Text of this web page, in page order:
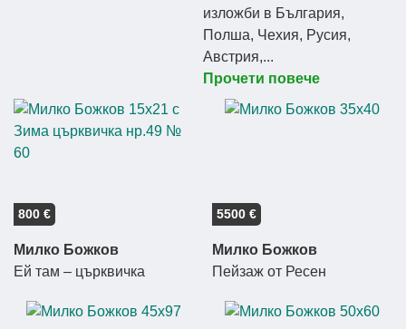
изложби в България,
Полша, Чехия, Русия,
Австрия,...
Прочети повече
800 €
Милко Божков
Ей там – църквичка
5500 €
Милко Божков
Пейзаж от Ресен